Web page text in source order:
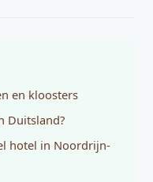
en kloosters
Duitsland?
hotel in Noordrijn-